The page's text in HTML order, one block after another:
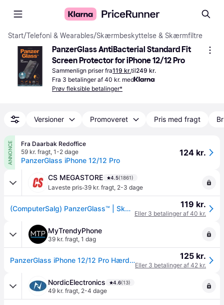
Start/Telefoni & Wearables/Skærmbeskyttelse & Skærmfiltre
PanzerGlass AntiBacterial Standard Fit
Screen Protector for iPhone 12/12 Pro
Sammenlign priser fra119 kr.til249 kr.
Fra 3 betalinger af 40 kr. med
Prøv fleksible betalinger*
Versioner Promoveret Pris med fragt
ANNONCE
Fra Daarbak Redoffice
59 kr. fragt, 1-2 dage
PanzerGlass iPhone 12/12 Pro
124 kr.
CS MEGASTORE 4.5(1861)
Laveste pris·39 kr. fragt, 2-3 dage
(ComputerSalg) PanzerGlass™ | Skærmbeskyttelse - Classic-Fit | Apple iPhone 12/12 Pro 119 kr.
Eller 3 betalinger af 40 kr.
MyTrendyPhone
39 kr. fragt, 1 dag
PanzerGlass iPhone 12/12 Pro Hærdet glas - Gennemsigtig 125 kr.
Eller 3 betalinger af 42 kr.
NordicElectronics 4.6(13)
49 kr. fragt, 2-4 dage